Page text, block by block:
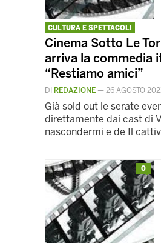
CULTURA E SPETTACOLI
Cinema Sotto Le
arriva la commedia
“Restiamo amici”
DI REDAZIONE — 26 AGOSTO
Già sold out le serate
direttamente dai cast di
nascondermi e de Il
0